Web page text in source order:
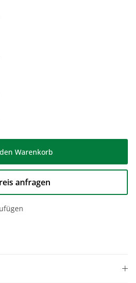
Gib den gewünschten
Warenkorb
anfragen